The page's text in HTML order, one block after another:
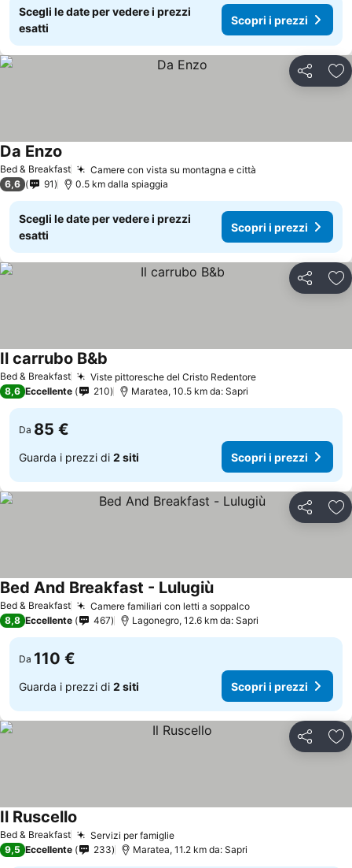
Scegli le date per vedere i prezzi
esatti
Scopri i prezzi
Condividi
Bed & Breakfast Camere con vista su montagna e città
Da Enzo
6,6 91 0.5 km dalla spiaggia
Scegli le date per vedere i prezzi
esatti
Scopri i prezzi
Condividi
Bed & Breakfast Viste pittoresche del Cristo RedentoreScopri i prezzi
Il carrubo B&b
8,6 Eccellente 210 Maratea, 10.5 km da: Sapri
Da 85 €
Guarda i prezzi di 2 siti Scopri i prezzi
Condividi
Bed & Breakfast Camere familiari con letti a soppalcoScopri i prezzi
Bed And Breakfast - LulugiùScopri i prezzi
8,8 Eccellente 467 Lagonegro, 12.6 km da: Sapri
Da 110 €
Guarda i prezzi di 2 siti Scopri i prezzi
Condividi
Bed & Breakfast Servizi per famiglieScopri i prezzi
Il Ruscello
9,5 Eccellente 233 Maratea, 11.2 km da: Sapri